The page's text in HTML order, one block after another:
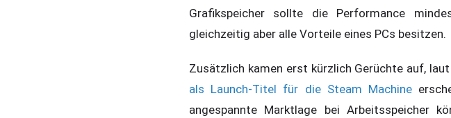
Grafikspeicher sollte die Performance
gleichzeitig aber alle Vorteile eines PCs besitzen.
Zusätzlich kamen erst kürzlich Gerüchte auf,
als Launch-Titel für die Steam Machine
angespannte Marktlage bei Arbeitsspeicher